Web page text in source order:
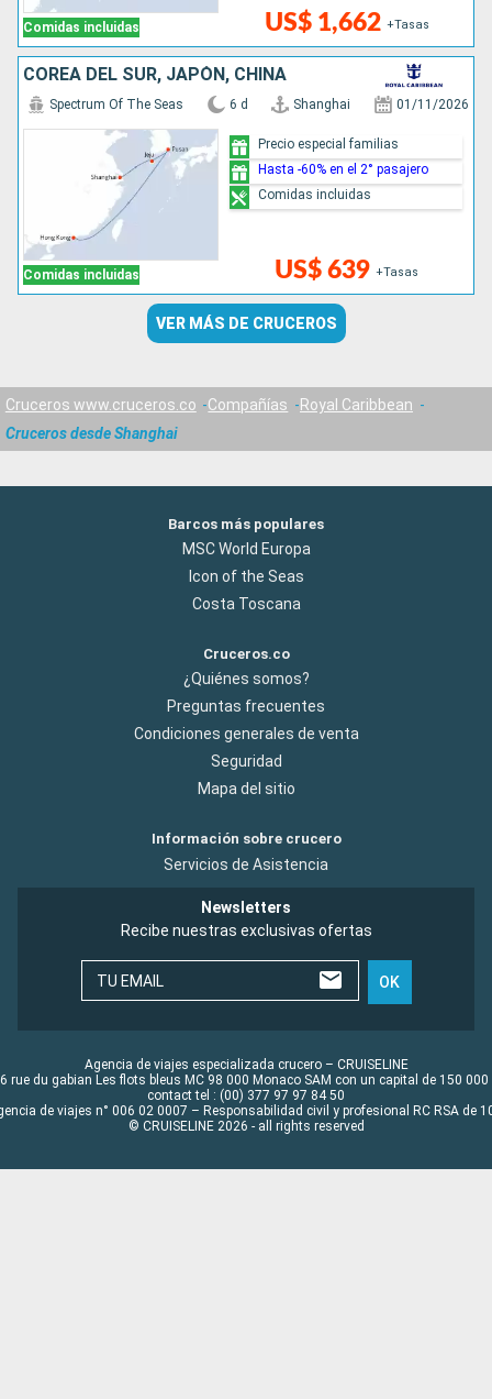
Comidas incluidas US$ 1,662 +Tasas
COREA DEL SUR, JAPÓN, CHINA
Comidas incluidas
Spectrum Of The Seas 6 d Shanghai 01/11/2026
US$ 639 +Tasas
Precio especial familias
Hasta -60% en el 2° pasajero
Comidas incluidas
VER MÁS DE CRUCEROS
Cruceros www.cruceros.co Compañías
Royal Caribbean
Cruceros desde Shanghai
Barcos más populares
MSC World Europa
Icon of the Seas
Costa Toscana
Cruceros.co
¿Quiénes somos?
Preguntas frecuentes
Condiciones generales de venta
Seguridad
Mapa del sitio
Información sobre crucero
Servicios de Asistencia
Newsletters
Recibe nuestras exclusivas ofertas
TU EMAIL OK
Agencia de viajes especializada crucero – CRUISELINE
rue du gabian Les flots bleus MC 98 000 Monaco SAM con un capital de 150 000
contact tel : (00) 377 97 97 84 50
de viajes n° 006 02 0007 – Responsabilidad civil y profesional RC RSA de
© CRUISELINE 2026 - all rights reserved